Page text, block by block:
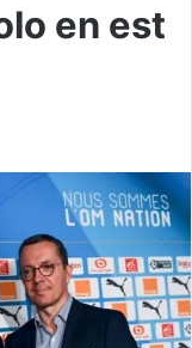
en est